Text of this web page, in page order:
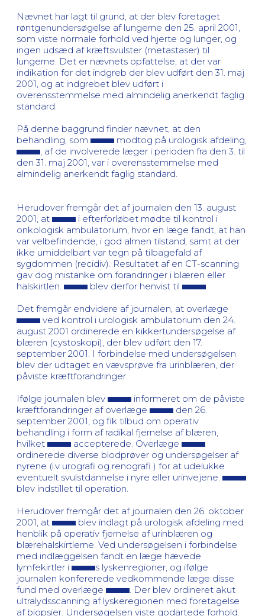
Nævnet har lagt til grund, at der blev foretaget
røntgenundersøgelse af lungerne den 25. april 2001,
som viste normale forhold ved hjerte og lunger, og
ingen udsæd af kræftsvulster (metastaser) til
lungerne. Det er nævnets opfattelse, at der var
indikation for det indgreb der blev udført den 31. maj
2001, og at indgrebet blev udført i
overensstemmelse med almindelig anerkendt faglig
standard.
På denne baggrund finder nævnet, at den
behandling, som
modtog på urologisk afdeling,
, af de involverede læger i perioden fra den 3. til
den 31. maj 2001, var i overensstemmelse med
almindelig anerkendt faglig standard.
Herudover fremgår det af journalen den 13. august
2001, at
i efterforløbet mødte til kontrol i
onkologisk ambulatorium, hvor en læge fandt, at han
var velbefindende, i god almen tilstand, samt at der
ikke umiddelbart var tegn på tilbagefald af
sygdommen (recidiv). Resultatet af en CT-scanning
gav dog mistanke om forandringer i blæren eller
halskirtlen.
blev derfor henvist til
Det fremgår endvidere af journalen, at overlæge
ved kontrol i urologisk ambulatorium den 24.
august 2001 ordinerede en kikkertundersøgelse af
blæren (cystoskopi), der blev udført den 17.
september 2001. I forbindelse med undersøgelsen
blev der udtaget en vævsprøve fra urinblæren, der
påviste kræftforandringer.
Ifølge journalen blev
informeret om de påviste
kræftforandringer af overlæge
den 26.
september 2001, og fik tilbud om operativ
behandling i form af radikal fjernelse af blæren,
hvilket
accepterede. Overlæge
ordinerede diverse blodprøver og undersøgelser af
nyrene (i.v urografi og renografi ) for at udelukke
eventuelt svulstdannelse i nyre eller urinvejene.
blev indstillet til operation.
Herudover fremgår det af journalen den 26. oktober
2001, at
blev indlagt på urologisk afdeling med
henblik på operativ fjernelse af urinblæren og
blærehalskirtlerne. Ved undersøgelsen i forbindelse
med indlæggelsen fandt en læge hævede
lymfekirtler i
s lyskenregioner, og ifølge
journalen konfererede vedkommende læge disse
fund med overlæge
. Der blev ordineret akut
ultralydsscanning af lyskeregionen med foretagelse
af biopsier. Undersøgelsen viste godartede forhold.